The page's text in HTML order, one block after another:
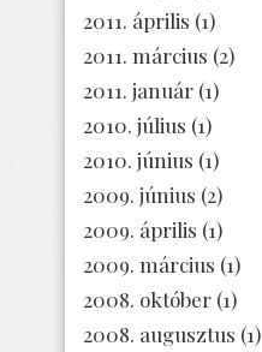
2011. április (1)
2011. március (2)
2011. január (1)
2010. július (1)
2010. június (1)
2009. június (2)
2009. április (1)
2009. március (1)
2008. október (1)
2008. augusztus (1)